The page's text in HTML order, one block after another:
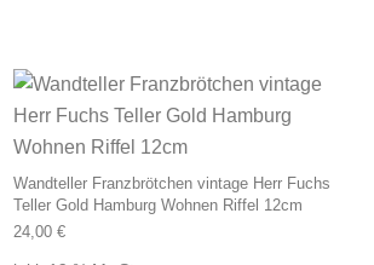
Wandteller Franzbrötchen vintage Herr Fuchs
Teller Gold Hamburg Wohnen Riffel 12cm
24,00 €